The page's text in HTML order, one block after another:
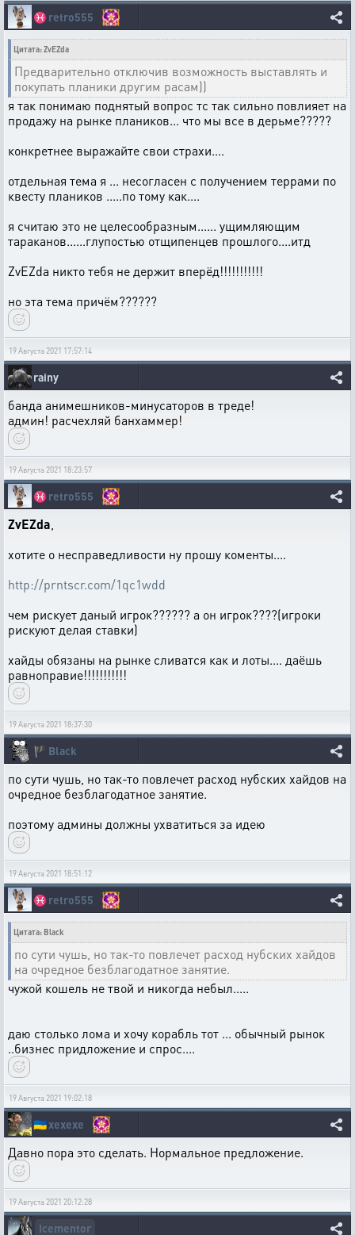
♓retro555
Цитата: ZvEZda
Предварительно отключив возможность выставлять и
покупать планики другим расам))
я так понимаю поднятый вопрос тс так сильно повлияет на
продажу на рынке плаников... что мы все в дерьме?????
конкретнее выражайте свои страхи....
отдельная тема я ... несогласен с получением террами по
квесту плаников .....по тому как....
я считаю это не целесообразным...... ущимляющим
тараканов......глупостью отщипенцев прошлого....итд
ZvEZda никто тебя не держит вперёд!!!!!!!!!!!
но эта тема причём??????
19 Августа 2021 17:57:14
rainy
банда анимешников-минусаторов в треде!
админ! расчехляй банхаммер!
19 Августа 2021 18:23:57
♓retro555
ZvEZda
хотите о несправедливости ну прошу коменты....
http://prntscr.com/1qc1wdd
чем рискует даный игрок?????? а он игрок????(игроки
рискуют делая ставки)
хайды обязаны на рынке сливатся как и лоты.... даёшь
равноправие!!!!!!!!!!!
19 Августа 2021 18:37:30
🏴 Black
по сути чушь, но так-то повлечет расход нубских хайдов на
очредное безблагодатное занятие.
поэтому админы должны ухватиться за идею
19 Августа 2021 18:51:12
♓retro555
Цитата: Black
по сути чушь, но так-то повлечет расход нубских хайдов
на очредное безблагодатное занятие.
чужой кошель не твой и никогда небыл.....
даю столько лома и хочу корабль тот ... обычный рынок
..бизнес придложение и спрос....
19 Августа 2021 19:02:18
🇺🇦xexexe
Давно пора это сделать. Нормальное предложение.
19 Августа 2021 20:12:28
Icementor